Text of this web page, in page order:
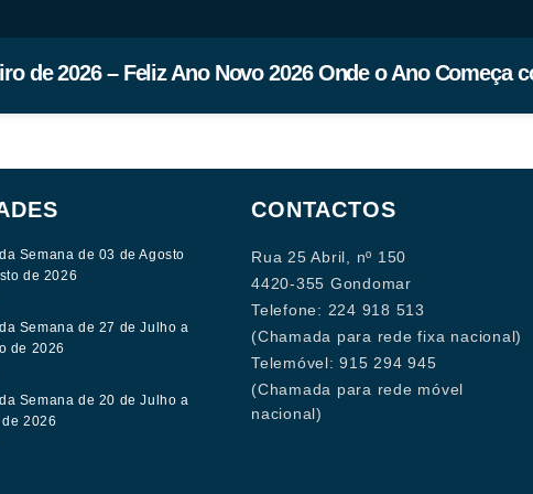
de 2026 – Feliz Ano Novo 2026 Onde o Ano Começa
Semana de 03 de Agosto
de 2026
Semana de 27 de Julho a
de 2026
Semana de 20 de Julho a
2026
CONTACTOS
Rua 25 Abril, nº 150
4420-355 Gondomar
Telefone: 224 918 513
(Chamada para rede fixa nacional)
Telemóvel: 915 294 945
(Chamada para rede móvel
nacional)